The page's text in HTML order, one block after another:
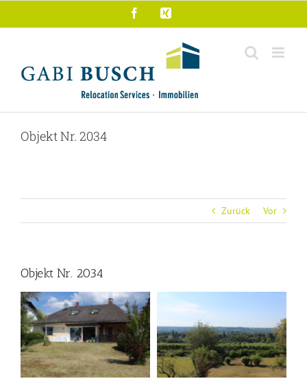
FacebookXing
Objekt Nr. 2034
Zurück Vor
Objekt Nr. 2034